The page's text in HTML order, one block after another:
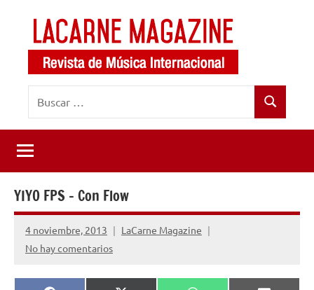
contenido
LaCarne
Magazine
de
música
internacional
Buscar
YIYO FPS – Con Flow
4 noviembre, 2013
LaCarne Magazine
No hay comentarios